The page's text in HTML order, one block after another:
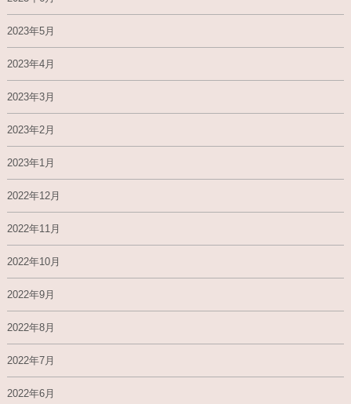
2023年5月
2023年4月
2023年3月
2023年2月
2023年1月
2022年12月
2022年11月
2022年10月
2022年9月
2022年8月
2022年7月
2022年6月